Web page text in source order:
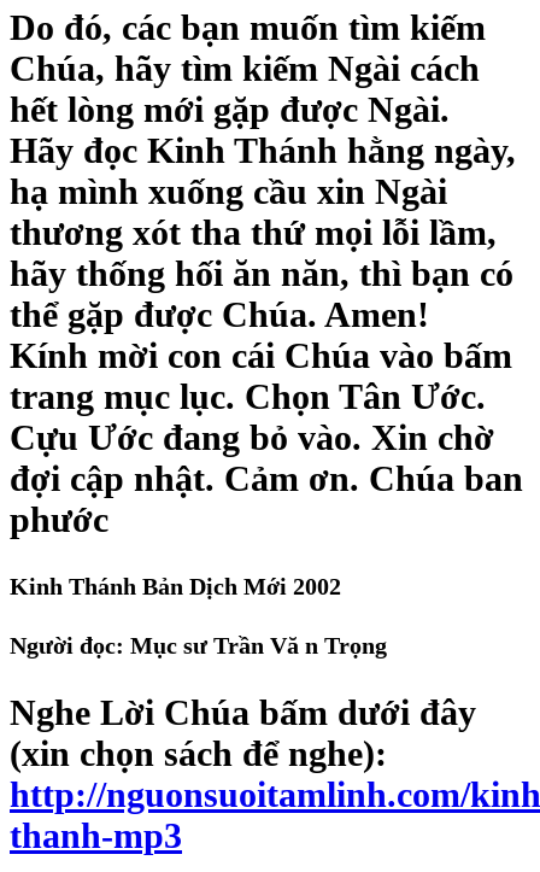
Do đó, các bạn muốn tìm kiếm
Chúa, hãy tìm kiếm Ngài cách
hết lòng mới gặp được Ngài.
Hãy đọc Kinh Thánh hằng ngày,
hạ mình xuống cầu xin Ngài
thương xót tha thứ mọi lỗi lầm,
hãy thống hối ăn năn, thì bạn có
thể gặp được Chúa. Amen!
Kính mời con cái Chúa vào bấm
trang mục lục. Chọn Tân Ước.
Cựu Ước đang bỏ vào. Xin chờ
đợi cập nhật. Cảm ơn. Chúa ban
phước
Kinh Thánh Bản Dịch Mới 2002
Người đọc: Mục sư Trần Vă n Trọng
Nghe Lời Chúa bấm dưới đây
(xin chọn sách để nghe):
http://nguonsuoitamlinh.com/
thanh-mp3